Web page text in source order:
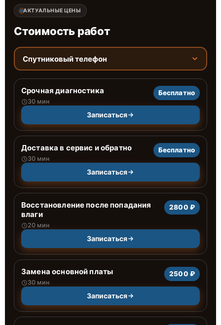
АКТУАЛЬНЫЕ ЦЕНЫ
Стоимость работ
Спутниковый телефон
Срочная диагностика
30 мин
Бесплатно
Записаться
Доставка в сервис и обратно
30 мин
Бесплатно
Записаться
Восстановление после попадания
влаги
20 мин
2800 ₽
Записаться
Замена основной платы
30 мин
2500 ₽
Записаться